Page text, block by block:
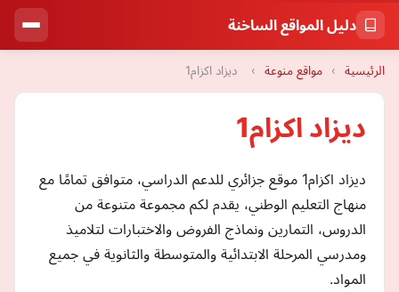
دليل المواقع الساخنة
الرئيسية › مواقع منوعة › ديزاد اكزام1
ديزاد اكزام1
ديزاد اكزام1 موقع جزائري للدعم الدراسي، متوافق تمامًا مع
منهاج التعليم الوطني، يقدم لكم مجموعة متنوعة من
الدروس، التمارين ونماذج الفروض والاختبارات لتلاميذ
ومدرسي المرحلة الابتدائية والمتوسطة والثانوية في جميع
المواد.